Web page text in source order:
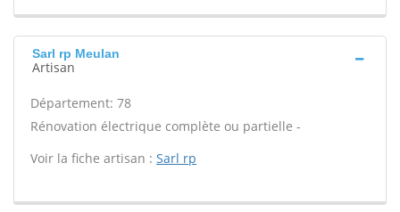
Sarl rp Meulan
Artisan
Département: 78
Rénovation électrique complète ou partielle -
Voir la fiche artisan : Sarl rp